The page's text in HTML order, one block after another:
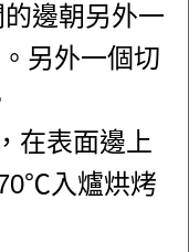
邊朝另外一
另外一個切
在表面邊上
入爐烘烤